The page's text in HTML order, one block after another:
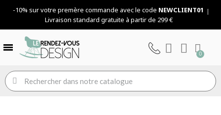
-10% sur votre premère commande avec le code NEWCLIENT01
Livraison standard gratuite à partir de 299 €